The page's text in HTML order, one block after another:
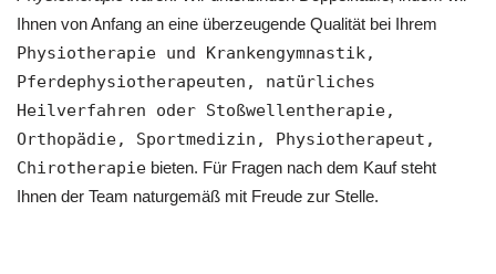
Ihnen von Anfang an eine überzeugende Qualität bei Ihrem
Physiotherapie und Krankengymnastik,
Pferdephysiotherapeuten, natürliches
Heilverfahren oder Stoßwellentherapie,
Orthopädie, Sportmedizin, Physiotherapeut,
Chirotherapie bieten. Für Fragen nach dem Kauf steht
Ihnen der Team naturgemäß mit Freude zur Stelle.